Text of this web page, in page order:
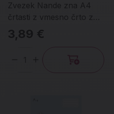
Zvezek Nande zna A4
črtasti z vmesno črto z
velikimi tiskanimi črkami
3,89 €
Količina